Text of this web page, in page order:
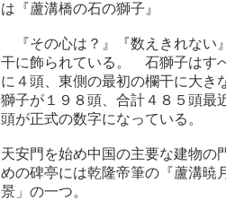
は『蘆溝橋の石の獅子』
『その心は？』『数えきれない
干に飾られている。 石獅子はす
に４頭、東側の最初の欄干に大
獅子が１９８頭、合計４８５頭最
頭が正式の数字になっている。
天安門を始め中国の主要な建物の
めの碑亭には乾隆帝筆の『蘆溝暁
景」の一つ。